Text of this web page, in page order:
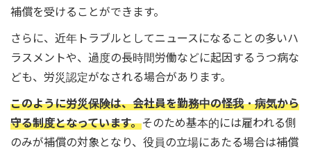
補償を受けることができます。
さらに、近年トラブルとしてニュースになることの多いハ
ラスメントや、過度の長時間労働などに起因するうつ病な
ども、労災認定がなされる場合があります。
このように労災保険は、会社員を勤務中の怪我・病気から
守る制度となっています。そのため基本的には雇われる側
のみが補償の対象となり、役員の立場にあたる場合は補償